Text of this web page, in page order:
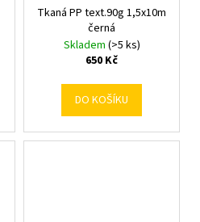
Tkaná PP text.90g 1,5x10m
černá
Skladem (>5 ks)
650 Kč
DO KOŠÍKU